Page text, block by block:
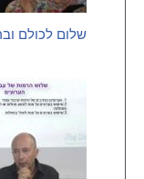
שלום לכולם